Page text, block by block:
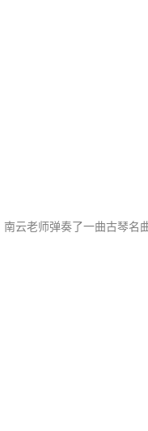
南云老师弹奏了一曲古琴名